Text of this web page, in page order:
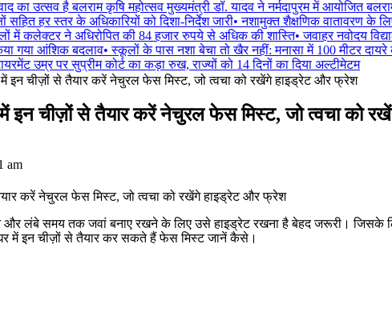
उत्सव है बलराम कृषि महोत्सव मुख्यमंत्री डॉ. यादव ने नर्मदापुरम में आयोजित
हर स्तर के अधिकारियों को दिशा-निर्देश जारी•नशामुक्त शैक्षणिक वातावरण के
कलेक्टर ने अधिरोपित की 84 हजार रुपये से अधिक की शास्ति•जवाहर नवोदय
गया आंशिक बदलाव•स्कूलों के पास नशा बेचा तो खैर नहीं: मनासा में 100 मीटर दायरे की
उम्र पर सुप्रीम कोर्ट का कड़ा रुख, राज्यों को 14 दिनों का दिया अल्टीमेटम
इन चीज़ों से तैयार करें नेचुरल फेस मिस्ट, जो त्वचा को रखेंगे हाइड्रेट और फ्रेश
चीज़ों से तैयार करें नेचुरल फेस मिस्ट, जो त्वचा को
am
लंबे समय तक जवां बनाए रखने के लिए उसे हाइड्रेट रखना है बेहद जरूरी। जिसके लिए
में इन चीज़ों से तैयार कर सकते हैं फेस मिस्ट जानें कैसे।